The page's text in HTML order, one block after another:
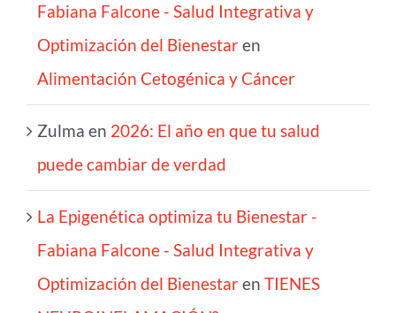
Fabiana Falcone - Salud Integrativa y
Optimización del Bienestaren
Alimentación Cetogénica y Cáncer
Zulma en 2026: El año en que tu salud
puede cambiar de verdad
La Epigenética optimiza tu Bienestar -
Fabiana Falcone - Salud Integrativa y
Optimización del Bienestaren TIENES